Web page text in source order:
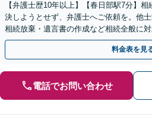
【弁護士歴10年以上】【春日部駅7分】
決しようとせず、弁護士へご依頼を。他
相続放棄・遺言書の作成など相続全般に
日祝日・夜間・応相談対応可能】
料金表を見
電話でお問い合わせ